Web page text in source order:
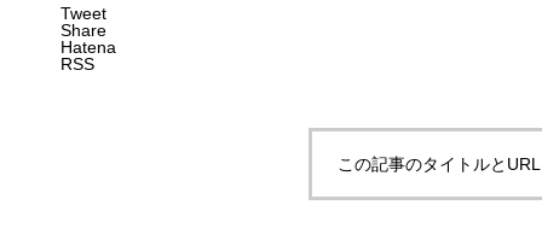
Tweet
Share
Hatena
RSS
この記事のタイトルと